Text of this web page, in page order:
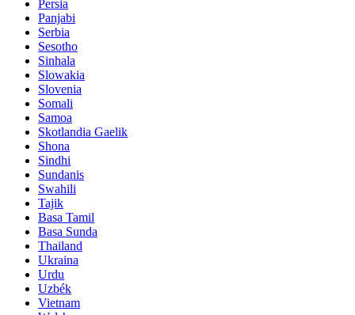
Persia
Panjabi
Serbia
Sesotho
Sinhala
Slowakia
Slovenia
Somali
Samoa
Skotlandia Gaelik
Shona
Sindhi
Sundanis
Swahili
Tajik
Basa Tamil
Basa Sunda
Thailand
Ukraina
Urdu
Uzbék
Vietnam